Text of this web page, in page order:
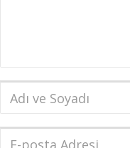
Adı
Soyadı*